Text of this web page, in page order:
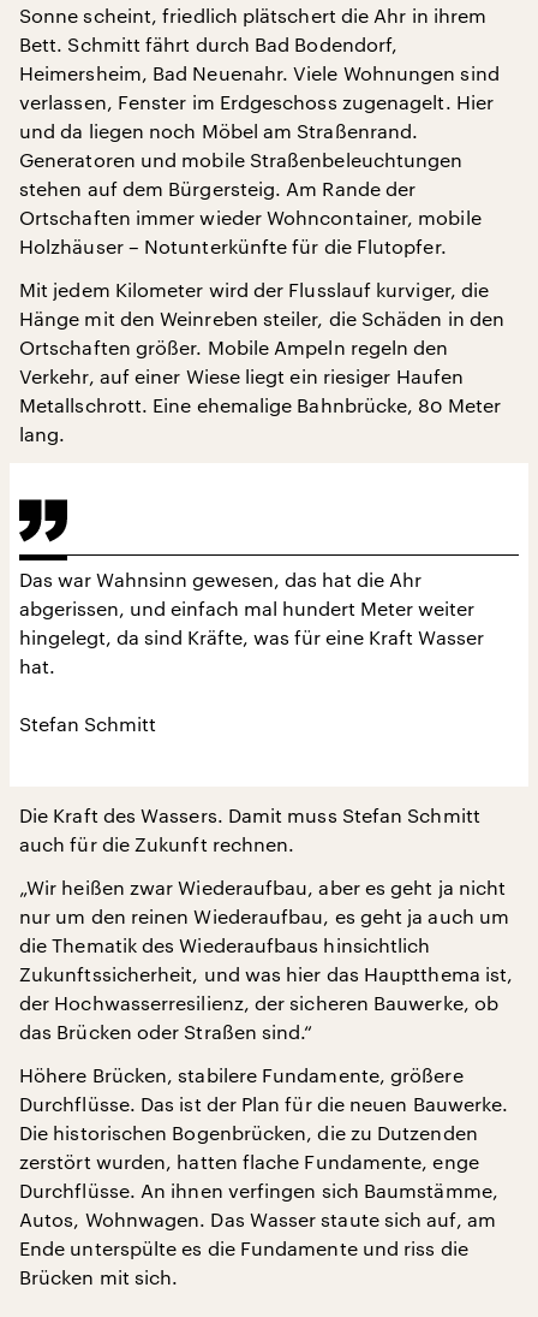
Sonne scheint, friedlich plätschert die Ahr in ihrem
Bett. Schmitt fährt durch Bad Bodendorf,
Heimersheim, Bad Neuenahr. Viele Wohnungen sind
verlassen, Fenster im Erdgeschoss zugenagelt. Hier
und da liegen noch Möbel am Straßenrand.
Generatoren und mobile Straßenbeleuchtungen
stehen auf dem Bürgersteig. Am Rande der
Ortschaften immer wieder Wohncontainer, mobile
Holzhäuser – Notunterkünfte für die Flutopfer.
Mit jedem Kilometer wird der Flusslauf kurviger, die
Hänge mit den Weinreben steiler, die Schäden in den
Ortschaften größer. Mobile Ampeln regeln den
Verkehr, auf einer Wiese liegt ein riesiger Haufen
Metallschrott. Eine ehemalige Bahnbrücke, 80 Meter
lang.
Das war Wahnsinn gewesen, das hat die Ahr
abgerissen, und einfach mal hundert Meter weiter
hingelegt, da sind Kräfte, was für eine Kraft Wasser
hat.
Stefan Schmitt
Die Kraft des Wassers. Damit muss Stefan Schmitt
auch für die Zukunft rechnen.
„Wir heißen zwar Wiederaufbau, aber es geht ja nicht
nur um den reinen Wiederaufbau, es geht ja auch um
die Thematik des Wiederaufbaus hinsichtlich
Zukunftssicherheit, und was hier das Hauptthema ist,
der Hochwasserresilienz, der sicheren Bauwerke, ob
das Brücken oder Straßen sind.“
Höhere Brücken, stabilere Fundamente, größere
Durchflüsse. Das ist der Plan für die neuen Bauwerke.
Die historischen Bogenbrücken, die zu Dutzenden
zerstört wurden, hatten flache Fundamente, enge
Durchflüsse. An ihnen verfingen sich Baumstämme,
Autos, Wohnwagen. Das Wasser staute sich auf, am
Ende unterspülte es die Fundamente und riss die
Brücken mit sich.